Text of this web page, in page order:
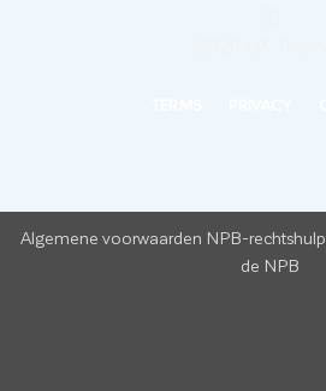
Algemene voorwaarden NPB-rechtshulp
de NPB